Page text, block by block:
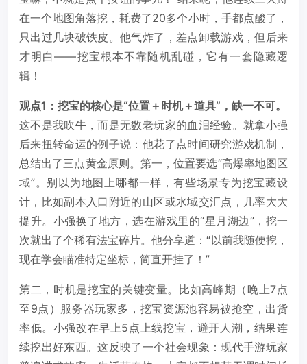
在一个地图角落挖，耗费了20多个小时，手都点酸了，
只出过几块破铁皮。他气炸了，差点卸载游戏，但后来
才明白——挖宝根本不靠随机乱碰，它有一套隐藏逻
辑！
观点1：挖宝的核心是“位置＋时机＋道具”，缺一不可。
这不是我吹牛，而是无数老玩家的血泪经验。就拿小强
后来扭转命运的例子说：他花了点时间研究游戏机制，
总结出了三点黄金原则。第一，位置要选“高爆率地图区
域”。别以为地图上哪都一样，有些场景专为挖宝藏设
计，比如副本入口附近的山区或水域交汇点，几率大大
提升。小强换了地方，选在游戏里的“星月湖边”，挖一
次就出了个稀有法宝碎片。他分享道：“以前我随便挖，
现在学会瞄准特定坐标，简直开挂了！”
第二，时机是挖宝的关键变量。比如高峰期（晚上7点
至9点）服务器玩家多，挖宝资源池容易被抢空，出货
率低。小强改在早上5点上线挖宝，避开人潮，结果连
续挖出好东西。这反映了一个社会现象：现代手游玩家